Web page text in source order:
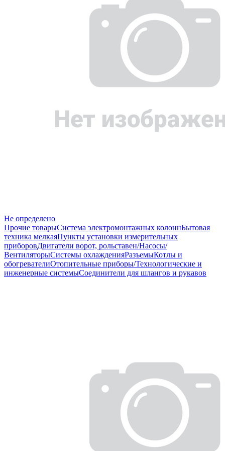
Не определено
Прочие товарыСистема электромонтажных колоннБытовая
техника мелкаяПункты установки измерительных
приборовДвигатели ворот, рольставен/Насосы/
ВентиляторыСистемы охлажденияРазъемыКотлы и
обогревателиОтопительные приборы/Технологические и
инженерные системыСоединители для шлангов и рукавов